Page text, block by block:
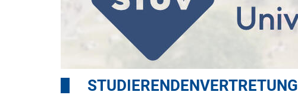
STUDIERENDENVERTRETUNG